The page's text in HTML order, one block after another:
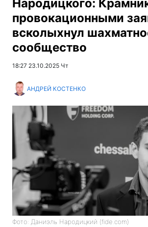
Народицкого:
провокационными
всколыхнул
сообщество
18:27 23.10.2025 Чт
АНДРЕЙ КОСТЕНКО
Фото: Даниэль Народицкий (fide.com)